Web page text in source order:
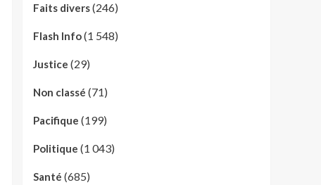
Faits divers(246)
Flash Info(1 548)
Justice (29)
Non classé (71)
Pacifique (199)
Politique (1 043)
Santé (685)